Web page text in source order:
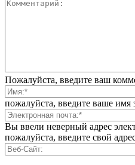
Пожалуйста, введите ваш
пожалуйста, введите ваше имя
Вы ввели неверный адрес
пожалуйста, введите свой